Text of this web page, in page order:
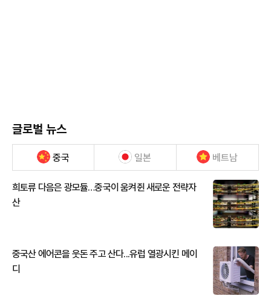
글로벌 뉴스
중국 일본 베트남
희토류 다음은 광모듈…중국이 움켜쥔 새로운 전략자
산
중국산 에어콘을 웃돈 주고 산다...유럽 열광시킨 메이
디